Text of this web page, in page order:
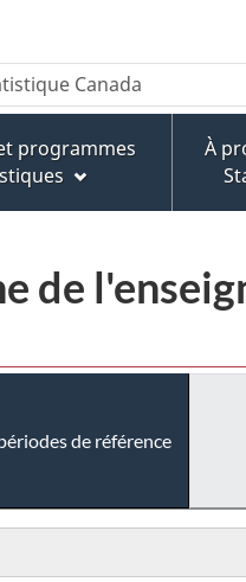
programmes
À
de
de référence